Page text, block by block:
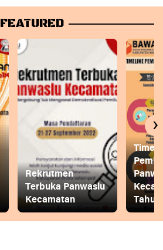
FEATURED
Rekrutmen
Terbuka Panwaslu
Kecamatan
Tahun
›